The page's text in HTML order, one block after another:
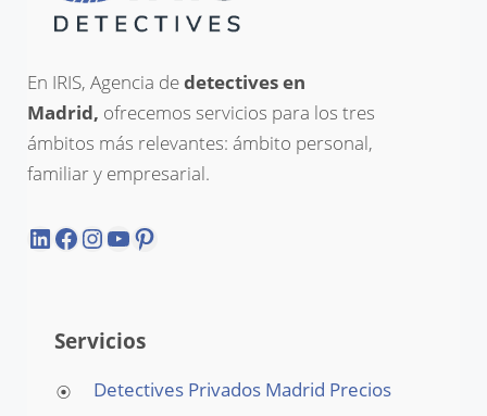
En IRIS, Agencia dedetectives en
Madrid, ofrecemos servicios para los tres
ámbitos más relevantes: ámbito personal,
familiar y empresarial.
LinkedIn
Facebook
Instagram
YouTube
Pinterest
Servicios
Detectives Privados Madrid Precios